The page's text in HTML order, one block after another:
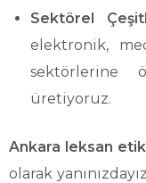
Sektörel
elektronik,
sektörlerine
üretiyoruz.
Ankara leksan
olarak